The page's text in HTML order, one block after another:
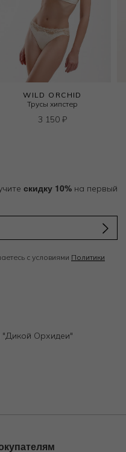
WILD ORCHID
Трусы хипстер
3 150 ₽
скидку 10% на первый
с условиями Политики
"Дикой Орхидеи"